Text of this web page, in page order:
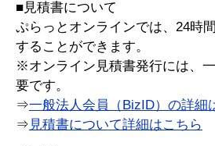
■見積書について
ぷらっとオンラインでは、24時
することができます。
※オンライン見積書発行には、
要です。
⇒一般法人会員（BizID）の詳細
⇒ 見積書について詳細はこちら